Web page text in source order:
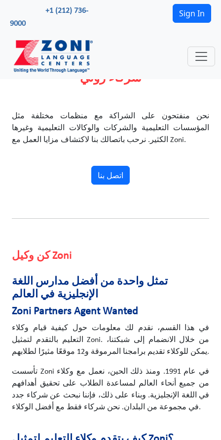
+1 (212) 736-
9000
Sign In
شركاء زوني
نحن منفتحون على الشراكة مع منظمات مختلفة مثل
المؤسسات التعليمية والشركات والوكالات التعليمية وغيرها
الكثير. نرحب باتصالك بنا لاكتشاف مزايا العمل مع Zoni.
اتصل بنا
كن وكيل Zoni
تمثل واحدة من أفضل مدارس اللغة
الإنجليزية في العالم
Zoni Partners Agent Wanted
في هذا القسم، نقدم لك معلومات حول كيفية قيام وكلاء
التعليم بالتقدم لتمثيل Zoni. من خلال الانضمام إلى شبكتنا،
يمكن للوكلاء تقديم برامجنا المرموقة و12 موقعًا مثيرًا لطلابهم.
تأسست Zoni في عام 1991. ومنذ ذلك الحين، نعمل مع وكلاء
من جميع أنحاء العالم لمساعدة الطلاب على تحقيق أهدافهم
في اللغة الإنجليزية. وبناء على ذلك، فإننا نبحث عن شركاء جدد
في مجموعة من البلدان. نحن شركاء فقط مع أفضل الوكلاء.